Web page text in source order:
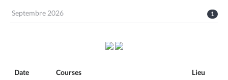
1
Septembre 2026
Date Courses Lieu